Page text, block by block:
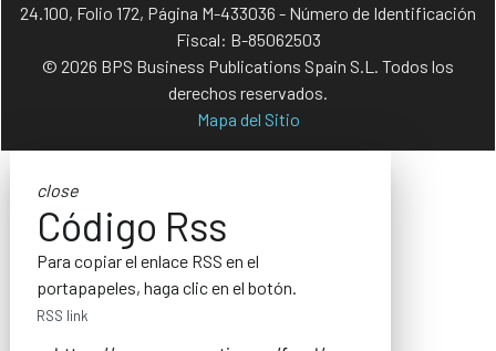
24.100, Folio 172, Página M-433036 - Número de Identificación
Fiscal: B-85062503
© 2026 BPS Business Publications Spain S.L. Todos los
derechos reservados.
Mapa del Sitio
close
Código Rss
Para copiar el enlace RSS en el
portapapeles, haga clic en el botón.
RSS link